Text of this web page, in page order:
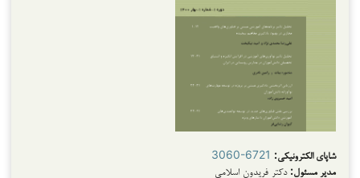
شاپای الکترونیکی: 3060-6721
مدیر مسئول: دکتر فریدون اسلامی